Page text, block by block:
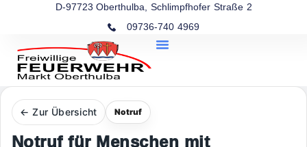
D-97723 Oberthulba, Schlimpfhofer Straße 2
09736-740 4969
← Zur Übersicht Notruf
Notruf für Menschen mit